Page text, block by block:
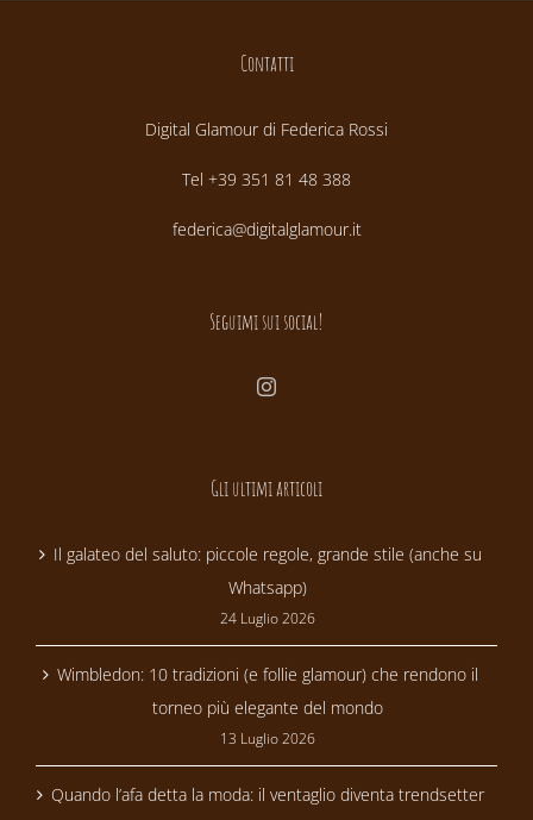
Contatti
Digital Glamour di Federica Rossi
Tel +39 351 81 48 388
federica@digitalglamour.it
Seguimi sui social!
Gli ultimi articoli
Il galateo del saluto: piccole regole, grande stile (anche su
Whatsapp)
24 Luglio 2026
Wimbledon: 10 tradizioni (e follie glamour) che rendono il
torneo più elegante del mondo
13 Luglio 2026
Quando l’afa detta la moda: il ventaglio diventa trendsetter